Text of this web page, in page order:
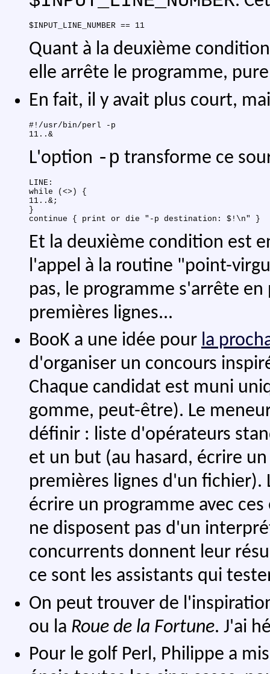
Quant à la deuxième
elle arrête le programme,
En fait, il y avait plus court,
#!/usr/bin/perl -p
L'option -p transforme ce
LINE:
while (<>) {
11..&;
}
Et la deuxième condition est
l'appel à la routine "point-
pas, le programme s'arrête
premières lignes...
BooK a une idée pour la
d'organiser un concours
Chaque candidat est muni
gomme, peut-être). Le
définir : liste d'opérateurs
et un but (au hasard, écrire
premières lignes d'un fichier).
écrire un programme avec
ne disposent pas d'un
concurrents donnent leur
ce sont les assistants qui
On peut trouver de
ou la Roue de la Fortune. J'ai
Pour le golf Perl, Philippe a